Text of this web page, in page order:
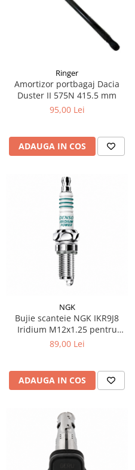
Ringer
Amortizor portbagaj Dacia
Duster II 575N 415.5 mm
95,00 Lei
ADAUGA IN COS
NGK
Bujie scanteie NGK IKR9J8
Iridium M12x1.25 pentru
Lancia Delta III 1.4
89,00 Lei
ADAUGA IN COS